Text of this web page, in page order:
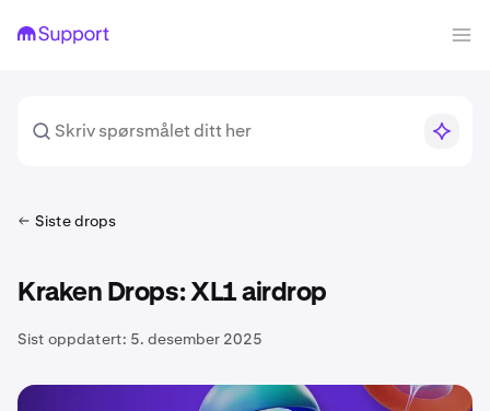
Siste drops
Kraken Drops: XL1 airdrop
Sist oppdatert: 5. desember 2025